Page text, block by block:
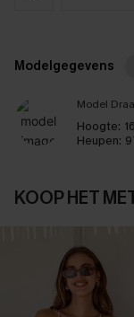
Modelgegevens
Model
Hoogte:
Heupen:
KOOP HET